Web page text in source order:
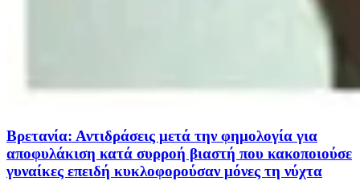
Βρετανία: Αντιδράσεις μετά την φημολογία για
αποφυλάκιση κατά συρροή βιαστή που κακοποιούσε
γυναίκες επειδή κυκλοφορούσαν μόνες τη νύχτα